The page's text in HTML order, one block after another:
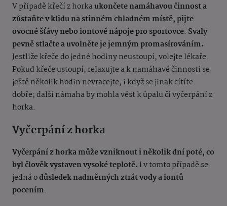
V případě křečí z horkaukončete namáhavou činnost a
zůstaňte v klidu na stinném chladném místě, pijte
ovocné šťávy nebo iontové nápoje pro sportovce. Svaly
pevně stlačte a uvolněte je jemným promasírováním.
Jestliže křeče do jedné hodiny neustoupí, volejte lékaře.
Pokud křeče ustoupí, relaxujte a k namáhavé činnosti se
ještě několik hodin nevracejte, i když se jinak cítíte
dobře; další námaha by mohla vést k úpalu či vyčerpání z
horka.
Vyčerpání z horka
Vyčerpání z horka může vzniknout i několik dní poté, co
byl člověk vystaven vysoké teplotě. I v tomto případě se
jedná odůsledek nadměrných ztrát vody a iontů
pocením.